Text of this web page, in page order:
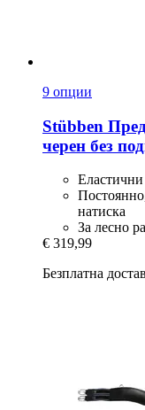
9 опции
Stübben
черен без
натиска
За лесно
€ 319,99
Безплатна